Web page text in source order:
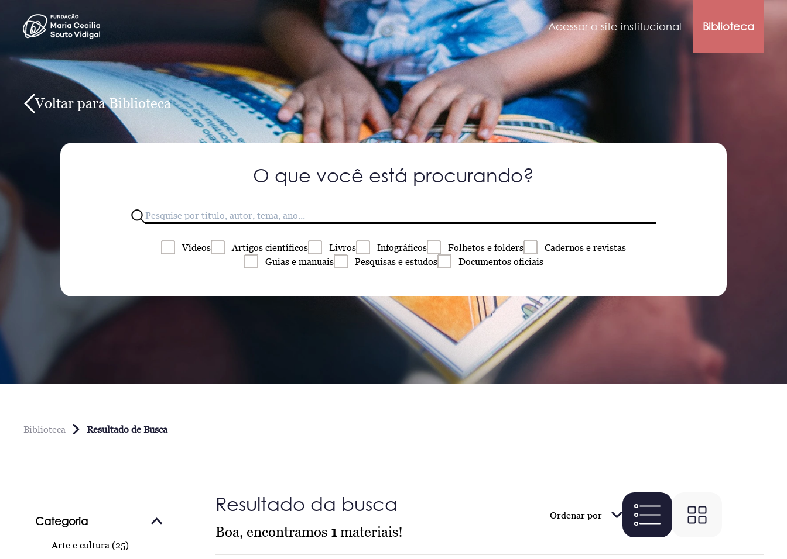
Acessar o site institucional Biblioteca
Voltar para Biblioteca
O que você está procurando?
Vídeos Artigos científicos Livros Infográficos Folhetos e folders Cadernos e revistas
Guias e manuais Pesquisas e estudos Documentos oficiais
Biblioteca Resultado de Busca
Categoria
Arte e cultura (25)
Resultado da busca
Boa, encontramos 1materiais!
Ordenar por